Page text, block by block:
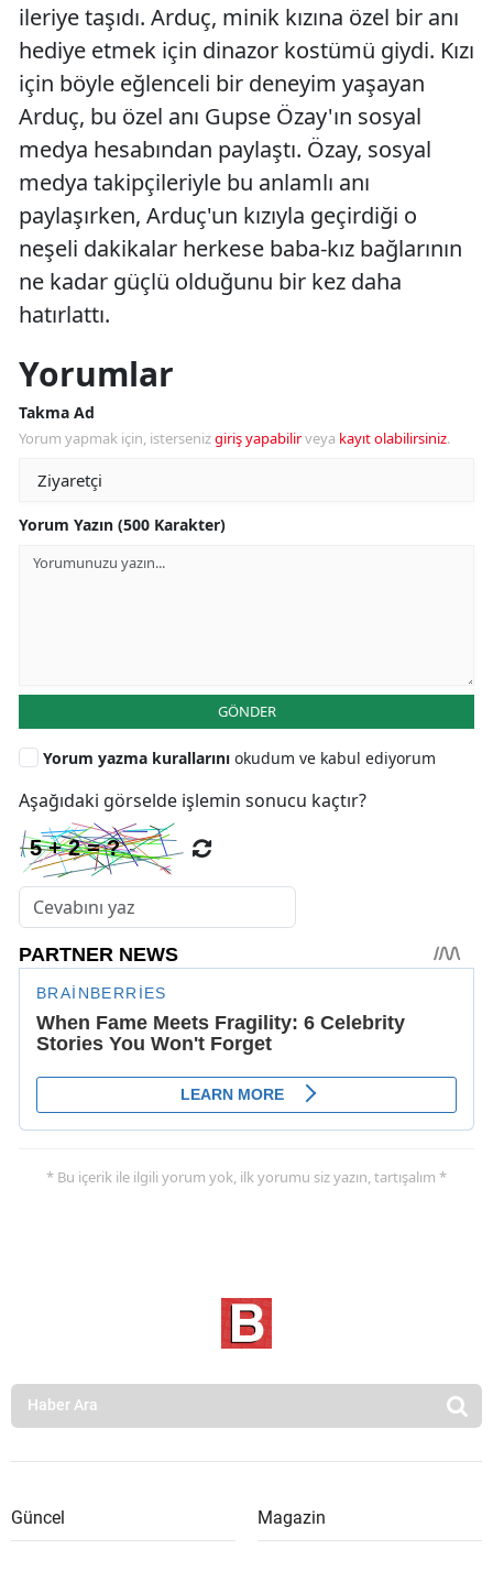
ileriye taşıdı. Arduç, minik kızına özel bir anı
hediye etmek için dinazor kostümü giydi. Kızı
için böyle eğlenceli bir deneyim yaşayan
Arduç, bu özel anı Gupse Özay'ın sosyal
medya hesabından paylaştı. Özay, sosyal
medya takipçileriyle bu anlamlı anı
paylaşırken, Arduç'un kızıyla geçirdiği o
neşeli dakikalar herkese baba-kız bağlarının
ne kadar güçlü olduğunu bir kez daha
hatırlattı.
Yorumlar
Takma Ad
Yorum yapmak için, istersenizgiriş yapabilirveya kayıt olabilirsiniz.
Yorum Yazın (500 Karakter)
GÖNDER
Yorum yazma kurallarını okudum ve kabul ediyorum
Aşağıdaki görselde işlemin sonucu kaçtır?
* Bu içerik ile ilgili yorum yok, ilk yorumu siz yazın, tartışalım *
Güncel Magazin